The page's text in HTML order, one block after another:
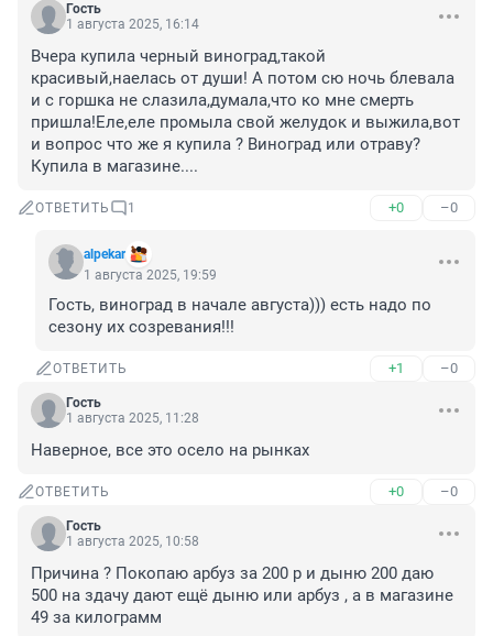
Гость
1 августа 2025, 16:14
Вчера купила черный виноград,такой
красивый,наелась от души! А потом сю ночь блевала
и с горшка не слазила,думала,что ко мне смерть
пришла!Еле,еле промыла свой желудок и выжила,вот
и вопрос что же я купила ? Виноград или отраву?
Купила в магазине....
ОТВЕТИТЬ 1 +0 –0
alpekar
1 августа 2025, 19:59
Гость, виноград в начале августа))) есть надо по
сезону их созревания!!!
ОТВЕТИТЬ +1 –0
Гость
1 августа 2025, 11:28
Наверное, все это осело на рынках
ОТВЕТИТЬ +0 –0
Гость
1 августа 2025, 10:58
Причина ? Покопаю арбуз за 200 р и дыню 200 даю
500 на здачу дают ещё дыню или арбуз , а в магазине
49 за килограмм